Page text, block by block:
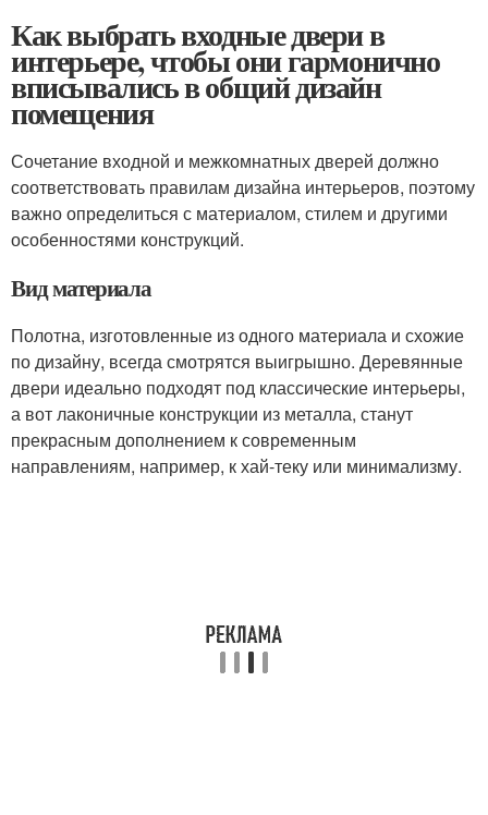
Как выбрать входные двери в
интерьере, чтобы они гармонично
вписывались в общий дизайн
помещения
Сочетание входной и межкомнатных дверей должно
соответствовать правилам дизайна интерьеров, поэтому
важно определиться с материалом, стилем и другими
особенностями конструкций.
Вид материала
Полотна, изготовленные из одного материала и схожие
по дизайну, всегда смотрятся выигрышно. Деревянные
двери идеально подходят под классические интерьеры,
а вот лаконичные конструкции из металла, станут
прекрасным дополнением к современным
направлениям, например, к хай-теку или минимализму.